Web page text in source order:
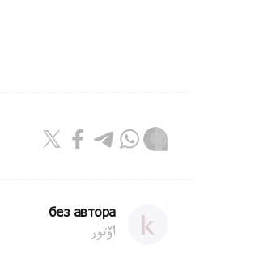
без автора
اۆتور